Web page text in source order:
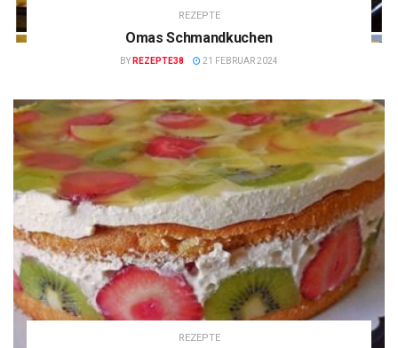
REZEPTE
Omas Schmandkuchen
BY REZEPTE38 21 FEBRUAR 2024
REZEPTE